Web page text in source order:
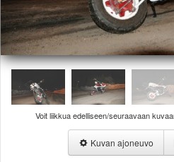
TIETOPANKKI
TAPAHTUMAT
MP15 kuvia
MP14 kuvia
MP13 kuvia
ACS 2015 kuvia
Lisää uusi tapahtuma
UUTISET
Valitse paikkakunta
Voit liikkua edelliseen/seuraavaan
Kuvan ajoneuvo